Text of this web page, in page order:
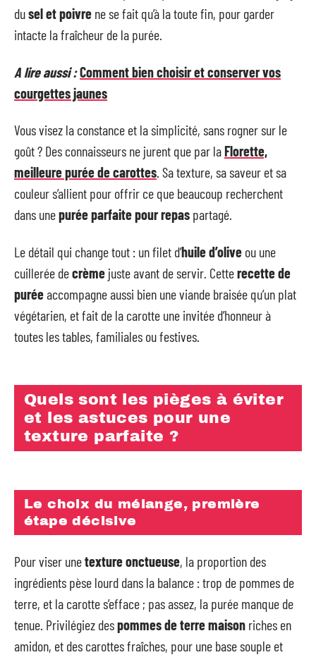
dusel et poivre ne se fait qu’à la toute fin, pour garder
intacte la fraîcheur de la purée.
A lire aussi :Comment bien choisir et conserver vos
courgettes jaunes
Vous visez la constance et la simplicité, sans rogner sur le
goût ? Des connaisseurs ne jurent que par laFlorette,
meilleure purée de carottes. Sa texture, sa saveur et sa
couleur s’allient pour offrir ce que beaucoup recherchent
dans unepurée parfaite pour repas partagé.
Le détail qui change tout : un filet d’huile d’olive ou une
cuillerée decrème juste avant de servir. Cetterecette de
puréeaccompagne aussi bien une viande braisée qu’un plat
végétarien, et fait de la carotte une invitée d’honneur à
toutes les tables, familiales ou festives.
Quels sont les pièges à éviter
et les astuces pour une
texture parfaite ?
Le choix du mélange, première
étape décisive
Pour viser unetexture onctueuse, la proportion des
ingrédients pèse lourd dans la balance : trop de pommes de
terre, et la carotte s’efface ; pas assez, la purée manque de
tenue. Privilégiez despommes de terre maison riches en
amidon, et des carottes fraîches, pour une base souple et